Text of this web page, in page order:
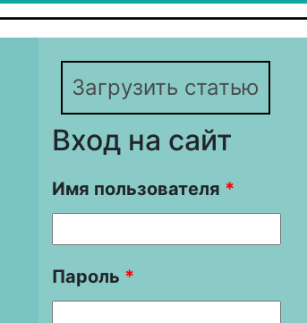
Загрузить статью
Вход на сайт
Имя пользователя *
Пароль *